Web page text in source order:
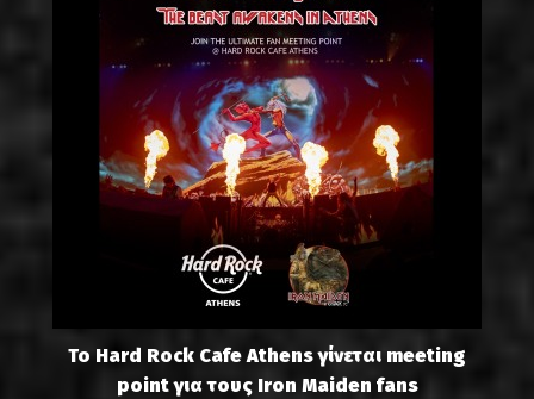
Το Hard Rock Cafe Athens γίνεται meeting
point για τους Iron Maiden fans